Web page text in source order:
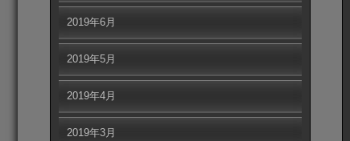
2019年6月
2019年5月
2019年4月
2019年3月